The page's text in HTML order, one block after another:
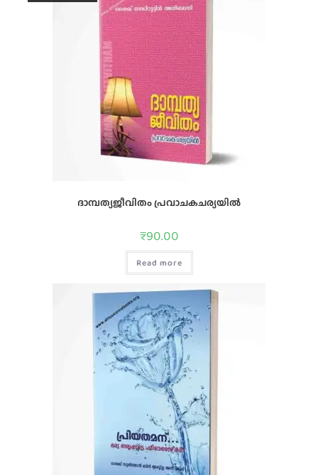
ദാമ്പത്യജീവിതം പ്രവാചകചര്യയില്‍
₹90.00
Read more